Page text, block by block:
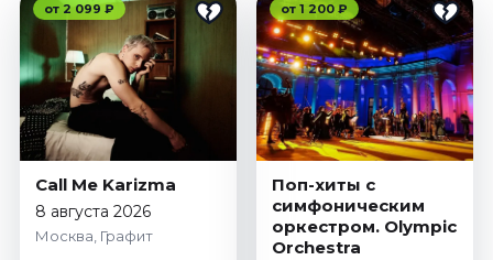
от 2 099 ₽
Call Me Karizma
8 августа 2026
Москва, Графит
от 1 200 ₽
Поп-хиты с
симфоническим
оркестром. Olympic
Orchestra